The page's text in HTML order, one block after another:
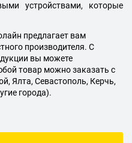
устройствами, которые
предлагает вам
производителя. С
вы можете
товар можно заказать с
Ялта, Севастополь, Керчь,
города).